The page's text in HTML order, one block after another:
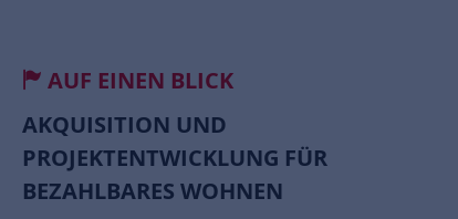
AUF EINEN BLICK
AKQUISITION UND
PROJEKTENTWICKLUNG FÜR
BEZAHLBARES WOHNEN